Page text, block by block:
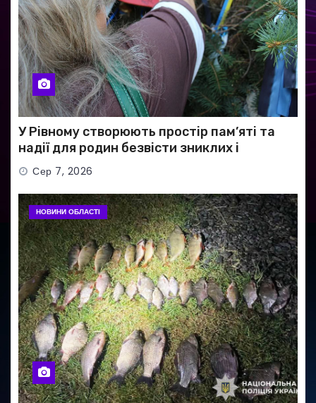
У Рівному створюють простір пам’яті та
надії для родин безвісти зниклих і
полонених військових
Сер 7, 2026
НОВИНИ ОБЛАСТІ